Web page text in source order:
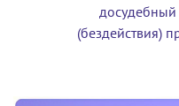
(бездействия)